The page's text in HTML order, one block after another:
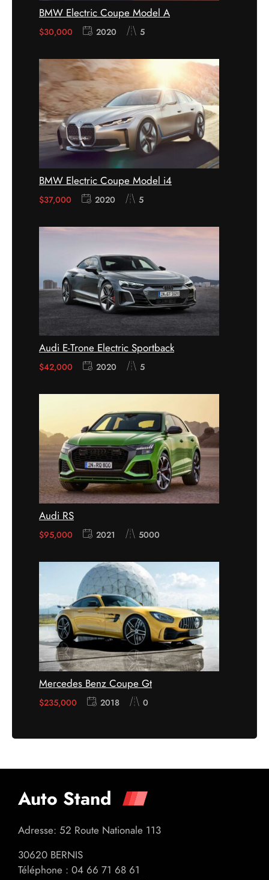
BMW Electric Coupe Model A
$30,000 2020 5
BMW Electric Coupe Model i4
$37,000 2020 5
Audi E-Trone Electric Sportback
$42,000 2020 5
Audi RS
$95,000 2021 5000
Mercedes Benz Coupe Gt
$235,000 2018 0
Auto Stand
Adresse: 52 Route Nationale 113
30620 BERNIS
Téléphone : 04 66 71 68 61